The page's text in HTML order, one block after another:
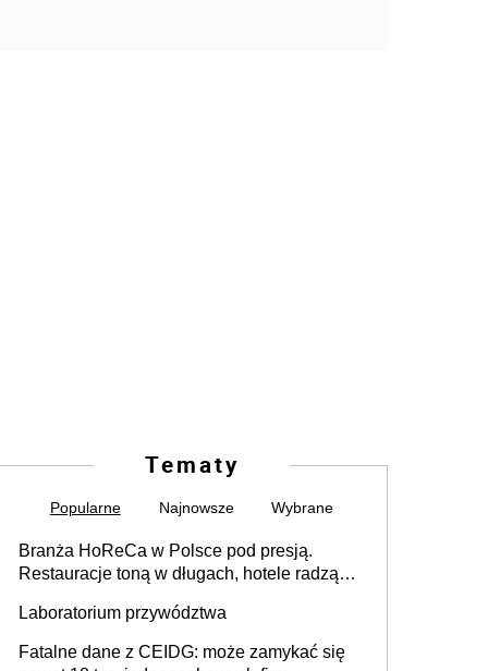
Tematy
Popularne Najnowsze Wybrane
Branża HoReCa w Polsce pod presją.
Restauracje toną w długach, hotele radzą
Laboratorium przywództwa
Fatalne dane z CEIDG: może zamykać się